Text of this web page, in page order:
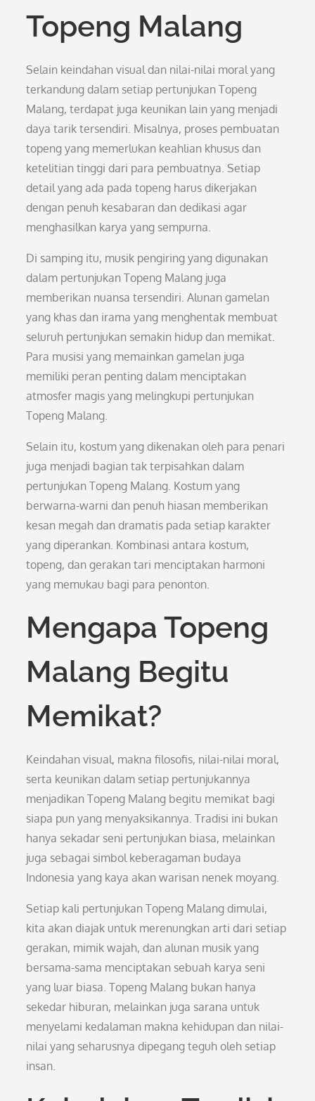
Topeng Malang
Selain keindahan visual dan nilai-nilai moral yang
terkandung dalam setiap pertunjukan Topeng
Malang, terdapat juga keunikan lain yang menjadi
daya tarik tersendiri. Misalnya, proses pembuatan
topeng yang memerlukan keahlian khusus dan
ketelitian tinggi dari para pembuatnya. Setiap
detail yang ada pada topeng harus dikerjakan
dengan penuh kesabaran dan dedikasi agar
menghasilkan karya yang sempurna.
Di samping itu, musik pengiring yang digunakan
dalam pertunjukan Topeng Malang juga
memberikan nuansa tersendiri. Alunan gamelan
yang khas dan irama yang menghentak membuat
seluruh pertunjukan semakin hidup dan memikat.
Para musisi yang memainkan gamelan juga
memiliki peran penting dalam menciptakan
atmosfer magis yang melingkupi pertunjukan
Topeng Malang.
Selain itu, kostum yang dikenakan oleh para penari
juga menjadi bagian tak terpisahkan dalam
pertunjukan Topeng Malang. Kostum yang
berwarna-warni dan penuh hiasan memberikan
kesan megah dan dramatis pada setiap karakter
yang diperankan. Kombinasi antara kostum,
topeng, dan gerakan tari menciptakan harmoni
yang memukau bagi para penonton.
Mengapa Topeng
Malang Begitu
Memikat?
Keindahan visual, makna filosofis, nilai-nilai moral,
serta keunikan dalam setiap pertunjukannya
menjadikan Topeng Malang begitu memikat bagi
siapa pun yang menyaksikannya. Tradisi ini bukan
hanya sekadar seni pertunjukan biasa, melainkan
juga sebagai simbol keberagaman budaya
Indonesia yang kaya akan warisan nenek moyang.
Setiap kali pertunjukan Topeng Malang dimulai,
kita akan diajak untuk merenungkan arti dari setiap
gerakan, mimik wajah, dan alunan musik yang
bersama-sama menciptakan sebuah karya seni
yang luar biasa. Topeng Malang bukan hanya
sekedar hiburan, melainkan juga sarana untuk
menyelami kedalaman makna kehidupan dan nilai-
nilai yang seharusnya dipegang teguh oleh setiap
insan.